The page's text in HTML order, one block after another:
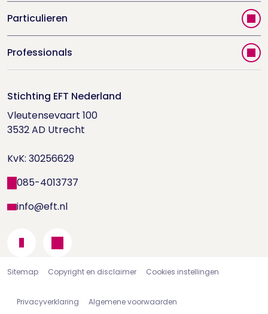
Particulieren
Vind jouw therapeut
Videoportal
Doe de relatietest
Houd me Vast-bijeenkomsten
Professionals
Trainingen
Supervisorenlijst
Nieuwsbrief ontvangen?
Wetenschappelijk onderzoek
Stichting EFT Nederland
Vleutensevaart 100
3532 AD Utrecht
KvK: 30256629
085-4013737
info@eft.nl
Sitemap Copyright en disclaimer Cookies instellingen
Privacyverklaring Algemene voorwaarden